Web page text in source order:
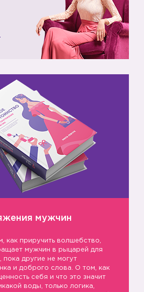
4️⃣
мужчин
как приручить волшебство,
мужчин в рыцарей для
пока другие не могут
и доброго слова. О том, как
себя и что это значит
воды, только логика,